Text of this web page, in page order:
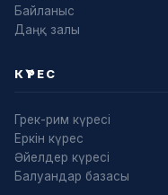
Байланыс
Даңқ залы
КҮРЕС
Грек-рим күресі
Еркін күрес
Әйелдер күресі
Балуандар базасы